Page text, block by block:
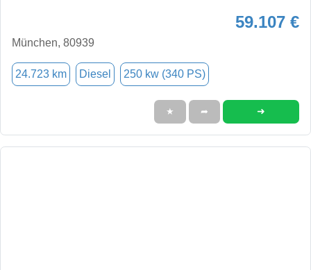
59.107 €
München, 80939
24.723 km Diesel 250 kw (340 PS)
★ ➦ ➜